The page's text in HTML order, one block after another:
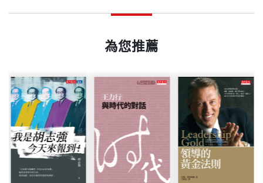
●數位策略、地緣政治，領導人必修
Judgement ｜判斷力
米歇爾．渥克（Michele Wucker）─全球知名戰略顧
問
●了解自己，就能預見「灰犀牛」
人文視野
重量 427
為您推薦